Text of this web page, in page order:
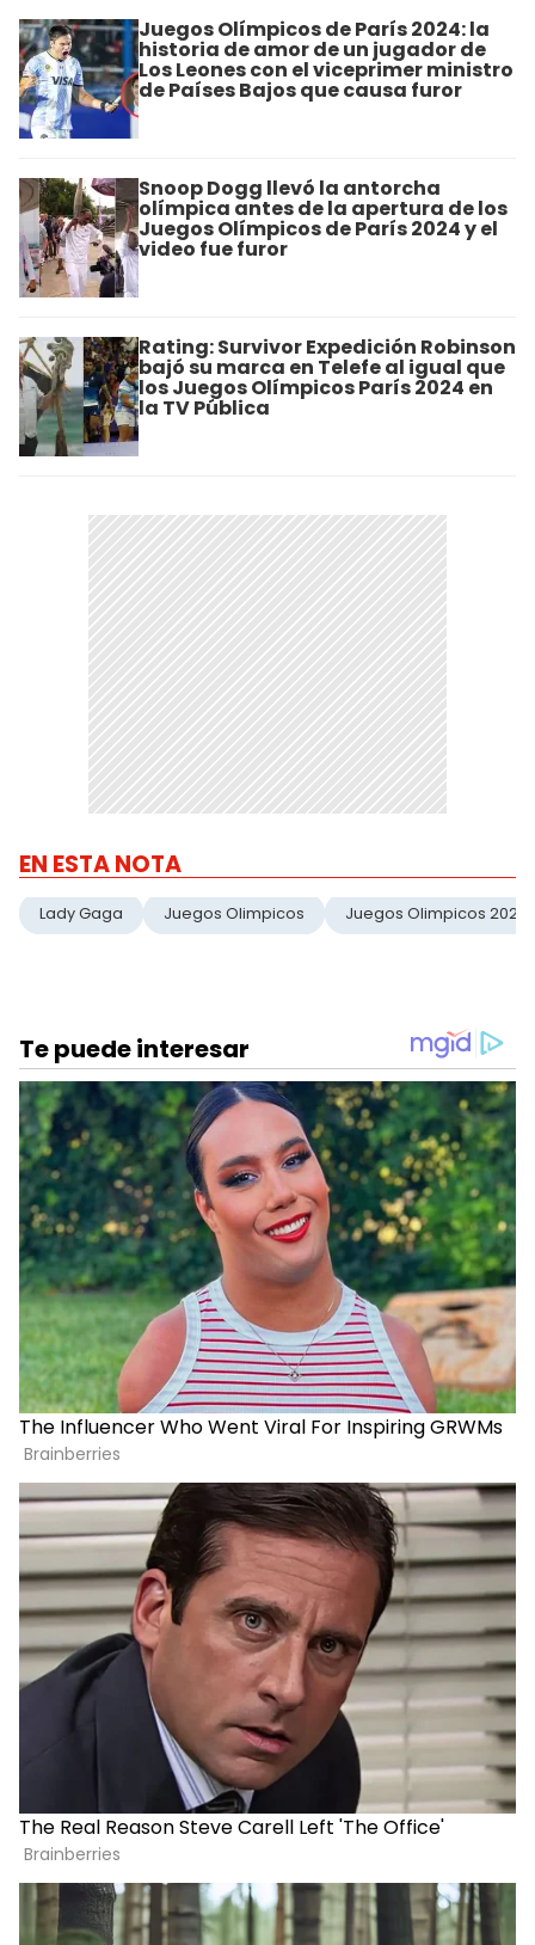
Juegos Olímpicos de París 2024: la
historia de amor de un jugador de
Los Leones con el viceprimer ministro
de Países Bajos que causa furor
Snoop Dogg llevó la antorcha
olímpica antes de la apertura de los
Juegos Olímpicos de París 2024 y el
video fue furor
Rating: Survivor Expedición Robinson
bajó su marca en Telefe al igual que
los Juegos Olímpicos París 2024 en
la TV Pública
EN ESTA NOTA
Lady Gaga Juegos Olimpicos Juegos Olimpicos 2024